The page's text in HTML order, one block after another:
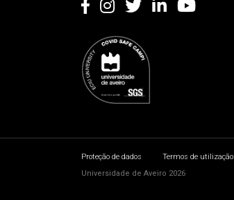
Proteção de dados Termos de utilização
Universidade de Aveiro 2026